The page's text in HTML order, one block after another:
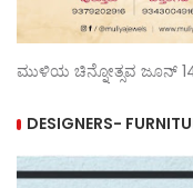
ಮುಳಿಯ ಚಿನ್ನೋತ್ಸವ ಜೂನ್
DESIGNERS-